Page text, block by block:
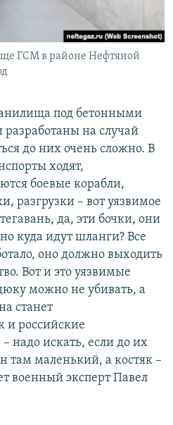
ГСМ в районе Нефтяной
под бетонными
на случай
до них очень сложно. В
ходят,
боевые корабли,
разгрузки – вот уязвимое
да, эти бочки, они
куда идут шланги? Все
оно должно выходить
Вот и это уязвимые
можно не убивать, а
станет
и российские
надо искать, если до их
там маленький, а костяк –
военный эксперт Павел